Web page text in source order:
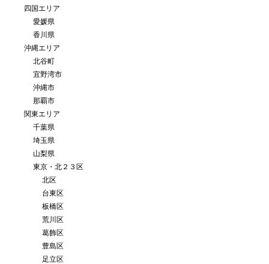
四国エリア
愛媛県
香川県
沖縄エリア
北谷町
宜野湾市
沖縄市
那覇市
関東エリア
千葉県
埼玉県
山梨県
東京・北２３区
北区
台東区
板橋区
荒川区
葛飾区
豊島区
足立区